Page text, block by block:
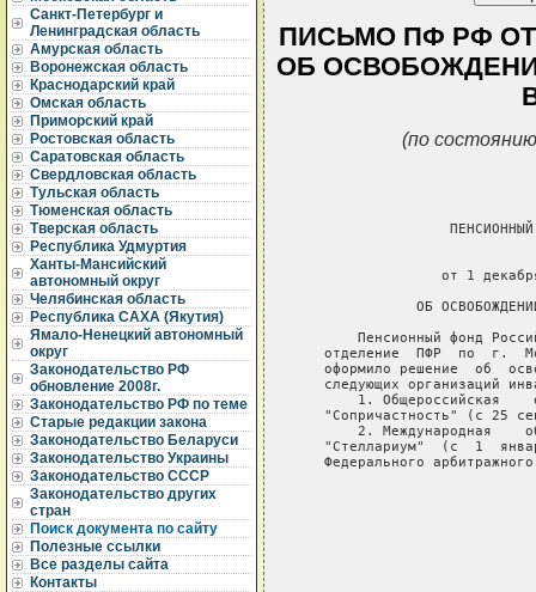
Санкт-Петербург и
Ленинградская область
Амурская область
Воронежская область
Краснодарский край
Омская область
Приморский край
Ростовская область
Саратовская область
Свердловская область
Тульская область
Тюменская область
Тверская область
Республика Удмуртия
Ханты-Мансийский
автономный округ
Челябинская область
Республика САХА (Якутия)
Ямало-Ненецкий автономный
округ
Законодательство РФ
обновление 2008г.
Законодательство РФ по теме
Старые редакции закона
Законодательство Беларуси
Законодательство Украины
Законодательство СССР
Законодательство других
стран
Поиск документа по сайту
Полезные ссылки
Все разделы сайта
Контакты
ПИСЬМО ПФ РФ ОТ
ОБ
(по
от 1
ОБ
Пенсионный фонд
отделение  ПФР  по  г.
оформило решение  об
следующих организаций
1. Общероссийская
"Сопричастность" (с 25
2. Международная
"Стеллариум"  (с  1
Федерального